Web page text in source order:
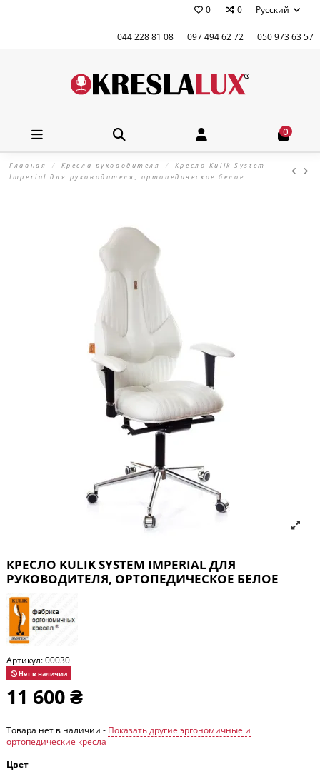
0 0 Русский
044 228 81 08 097 494 62 72 050 973 63 57
0
Главная Кресла руководителя
Кресло Kulik System
Imperial для руководителя, ортопедическое белое
КРЕСЛО KULIK SYSTEM IMPERIAL ДЛЯ
РУКОВОДИТЕЛЯ, ОРТОПЕДИЧЕСКОЕ БЕЛОЕ
Артикул:00030
Нет в наличии
11 600 ₴
Товара нет в наличии - Показать другие эргономичные и
ортопедические кресла
Цвет